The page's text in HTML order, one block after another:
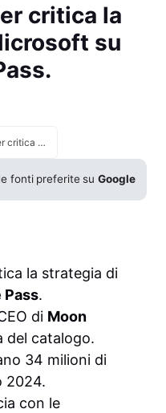
critica la
su
Thomas Mahler critica la strategia di Microsoft su Game Pass.
fonti preferite suGoogle
la strategia di
Pass.
di Moon
del catalogo.
34 milioni di
2024.
con le